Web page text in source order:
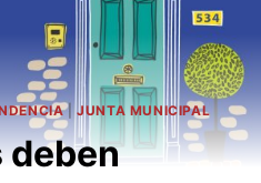
|JUNTA MUNICIPAL
deben